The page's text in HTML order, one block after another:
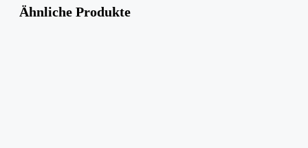
Ähnliche Produkte